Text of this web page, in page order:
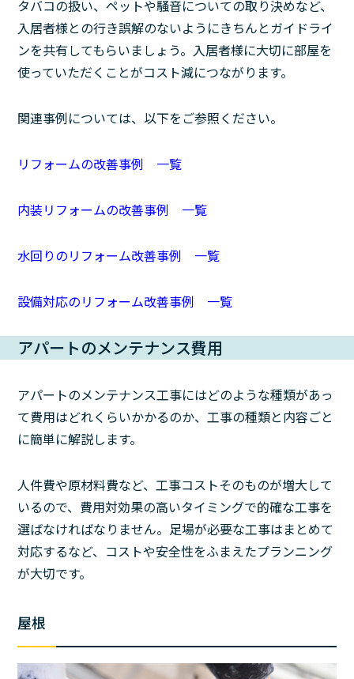
タバコの扱い、ペットや騒音についての取り決めなど、
入居者様との行き誤解のないようにきちんとガイドライ
ンを共有してもらいましょう。入居者様に大切に部屋を
使っていただくことがコスト減につながります。
関連事例については、以下をご参照ください。
リフォームの改善事例 一覧
内装リフォームの改善事例 一覧
水回りのリフォーム改善事例 一覧
設備対応のリフォーム改善事例 一覧
アパートのメンテナンス費用
アパートのメンテナンス工事にはどのような種類があっ
て費用はどれくらいかかるのか、工事の種類と内容ごと
に簡単に解説します。
人件費や原材料費など、工事コストそのものが増大して
いるので、費用対効果の高いタイミングで的確な工事を
選ばなければなりません。足場が必要な工事はまとめて
対応するなど、コストや安全性をふまえたプランニング
が大切です。
屋根